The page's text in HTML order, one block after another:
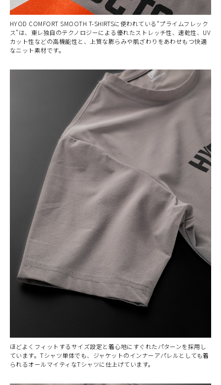
HYOD COMFORT SMOOTH T-SHIRTSに使われている“プライムフレック
ス”は、東レ独自のテクノロジーによる優れたストレッチ性、速乾性、UV
カット性などの高機能性と、上質な膨らみや肌ざわりをあわせもつ快適
なニット素材です。
ほどよくフィットするサイズ設定と着心地にすぐれたパターンを採用し
ています。Tシャツ単体でも、ジャケットのインナーアパレルとしても着
られるオールマイティなTシャツに仕上げています。